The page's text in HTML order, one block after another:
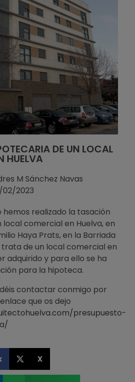
DE UN LOCAL
HUELVA
M Sánchez Navas
02/2023
hemos realizado la tasación
comercial en Huelva, en
Haya Prats, en la Barriada
trata de un local comercial en
adquirido y para ello se ha
para la hipoteca.
contactar conmigo por
que os dejo
presupuesto-
X